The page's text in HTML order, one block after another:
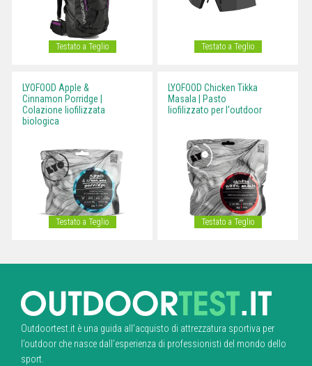
Testato a Teglio Testato a Teglio
LYOFOOD Apple &
Cinnamon Porridge |
Colazione liofilizzata
biologica
Testato a Teglio
LYOFOOD Chicken Tikka
Masala | Pasto
liofilizzato per l'outdoor
Testato a Teglio
Outdoortest.it è una guida all’acquisto di attrezzatura sportiva per
l’outdoor che nasce dall’esperienza di professionisti del mondo dello
sport.